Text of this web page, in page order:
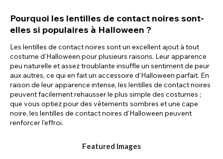
Pourquoi les lentilles de contact noires sont-
elles si populaires à Halloween ?
Les lentilles de contact noires sont un excellent ajout à tout
costume d'Halloween pour plusieurs raisons. Leur apparence
peu naturelle et assez troublante insuffle un sentiment de peur
aux autres, ce qui en fait un accessoire d'Halloween parfait. En
raison de leur apparence intense, les lentilles de contact noires
peuvent facilement rehausser le plus simple des costumes ;
que vous optiez pour des vêtements sombres et une cape
noire, les lentilles de contact noires d'Halloween peuvent
renforcer l'effroi.
Featured Images